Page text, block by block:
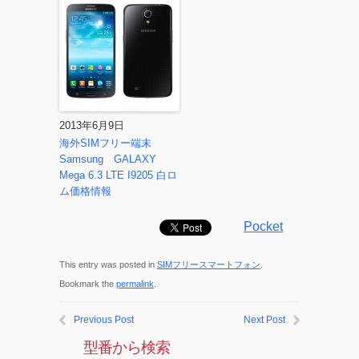
2013年6月9日
海外SIMフリー端末
Samsung GALAXY
Mega 6.3 LTE I9205 白ロ
ム価格情報
Pocket
This entry was posted in SIMフリースマートフォン
Bookmark the permalink
Previous Post Next Post
型番から検索